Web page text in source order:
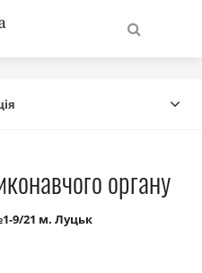
влада
органу
9/21 м. Луцьк